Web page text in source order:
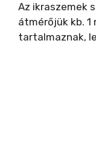
Az ikraszemek
átmérőjük kb. 1
tartalmaznak,